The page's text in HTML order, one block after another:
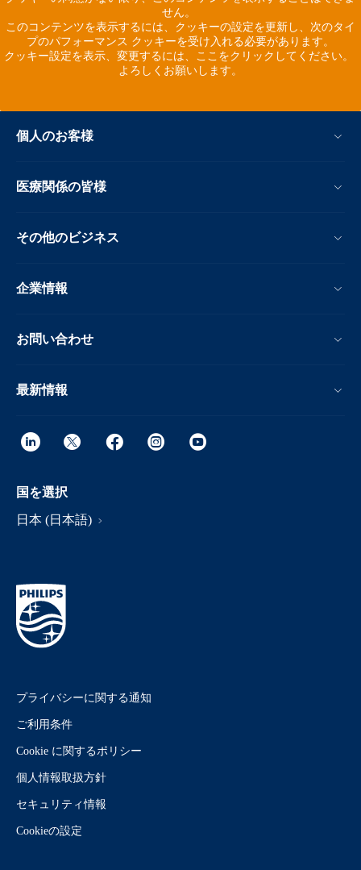
せん。
このコンテンツを表示するには、クッキーの設定を更新し、次のタイ
プのパフォーマンス クッキーを受け入れる必要があります。
クッキー設定を表示、変更するには、ここをクリックしてください。
よろしくお願いします。
個人のお客様
医療関係の皆様
その他のビジネス
企業情報
お問い合わせ
最新情報
国を選択
日本 (日本語)
プライバシーに関する通知
ご利用条件
Cookie に関するポリシー
個人情報取扱方針
セキュリティ情報
Cookieの設定